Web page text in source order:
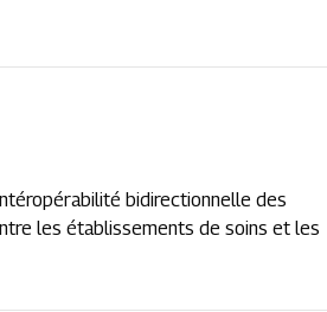
bidirectionnelle des
les établissements de soins et les